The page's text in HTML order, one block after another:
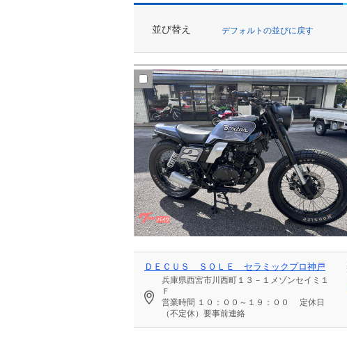
並び替え デフォルトの並びに戻す
ＤＥＣＵＳ ＳＯＬＥ セラミックプロ神戸
兵庫県西宮市川西町１３－１メゾンセイミ１
Ｆ
営業時間 １０：００～１９：００
定休日
（不定休）要事前連絡